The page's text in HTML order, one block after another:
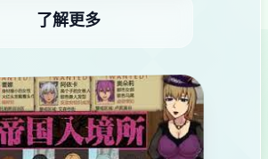
了解更多